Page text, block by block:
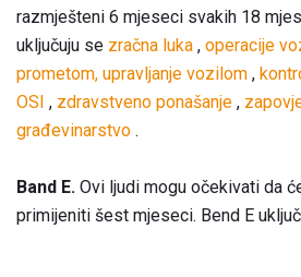
razmješteni 6 mjeseci svakih 18
uključuju se zračna luka , operacije
prometom, upravljanje vozilom ,
OSI , zdravstveno ponašanje ,
građevinarstvo .
Band E. Ovi ljudi mogu očekivati ​​da
primijeniti šest mjeseci. Bend E